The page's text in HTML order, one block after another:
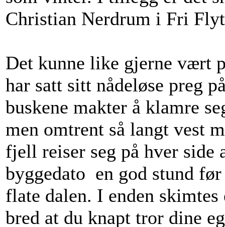
Christian Nerdrum i Fri
Det kunne like gjerne vært
har satt sitt nådeløse preg
buskene makter å klamre
men omtrent så langt vest
fjell reiser seg på hver
byggedato en god stund
flate dalen. I enden
bred at du knapt tror dine